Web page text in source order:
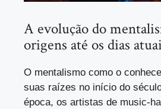
A evolução do
origens até os dias
O mentalismo como o
suas raízes no início do
época, os artistas de music-